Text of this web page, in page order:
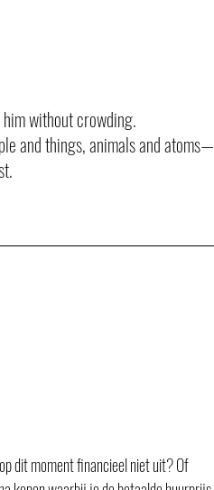
without crowding.
and things, animals and atoms—
dit moment financieel niet uit? Of